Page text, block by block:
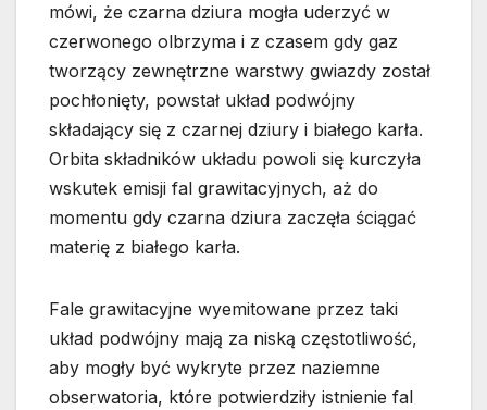
mówi, że czarna dziura mogła uderzyć w
czerwonego olbrzyma i z czasem gdy gaz
tworzący zewnętrzne warstwy gwiazdy został
pochłonięty, powstał układ podwójny
składający się z czarnej dziury i białego karła.
Orbita składników układu powoli się kurczyła
wskutek emisji fal grawitacyjnych, aż do
momentu gdy czarna dziura zaczęła ściągać
materię z białego karła.
Fale grawitacyjne wyemitowane przez taki
układ podwójny mają za niską częstotliwość,
aby mogły być wykryte przez naziemne
obserwatoria, które potwierdziły istnienie fal